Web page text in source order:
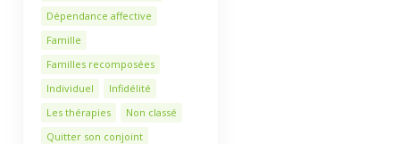
Dépendance affective
Famille
Familles recomposées
Individuel
Infidélité
Les thérapies
Non classé
Quitter son conjoint